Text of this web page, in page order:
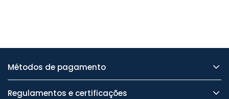
Métodos de pagamento
Regulamentos e certificações